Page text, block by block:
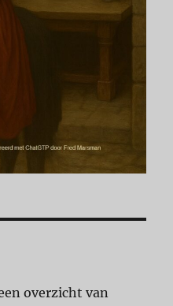
overzicht van